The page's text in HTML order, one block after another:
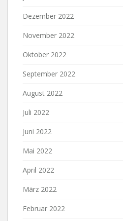
Dezember 2022
November 2022
Oktober 2022
September 2022
August 2022
Juli 2022
Juni 2022
Mai 2022
April 2022
März 2022
Februar 2022